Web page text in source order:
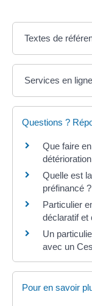
Textes de
Services en
Questions ?
Que faire
Quelle est
préfinancé ?
Particulier
déclaratif et
Un
avec un
Pour en savoir